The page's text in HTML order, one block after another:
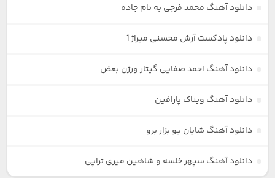
دانلود آهنگ محمد فرجی به نام جاده
دانلود پادکست آرش محسنی میراژ 1
دانلود آهنگ احمد صفایی گیتار ورژن بعض
دانلود آهنگ ویناک پارافین
دانلود آهنگ شایان یو بزار برو
دانلود آهنگ سپهر خلسه و شاهین میری تراپی